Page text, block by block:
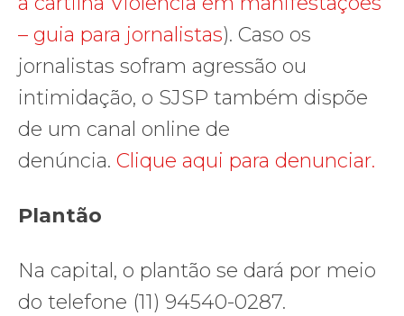
– guia para jornalistas). Caso os
jornalistas sofram agressão ou
intimidação, o SJSP também dispõe
de um canal online de
denúncia. Clique aqui para denunciar.
Plantão
Na capital, o plantão se dará por meio
do telefone (11) 94540-0287.